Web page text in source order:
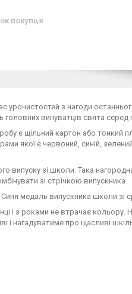
покупця
урочистостей з нагоди
винуватців свята серед
є щільний картон або тонкий
якої є червоний, синій,
випуску зі школи. Така
зі стрічкою випускника.
медаль випускника школи зі
і з роками не втрачає кольору.
і нагадуватиме про щасливі